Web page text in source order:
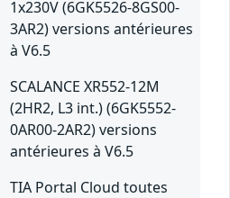
1x230V (6GK5526-8GS00-
3AR2) versions antérieures
à V6.5
SCALANCE XR552-12M
(2HR2, L3 int.) (6GK5552-
0AR00-2AR2) versions
antérieures à V6.5
TIA Portal Cloud toutes